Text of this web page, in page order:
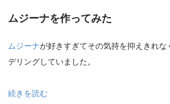
ムジーナを作ってみた
ムジーナが好きすぎてその気持を抑えきれ
デリングしていました。
続きを読む